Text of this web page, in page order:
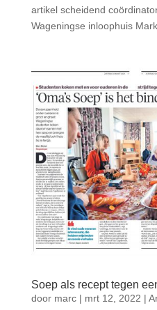
artikel scheidend
Wageningse inloophuis
Soep als recept tegen
door marc| mrt 12, 2022 |